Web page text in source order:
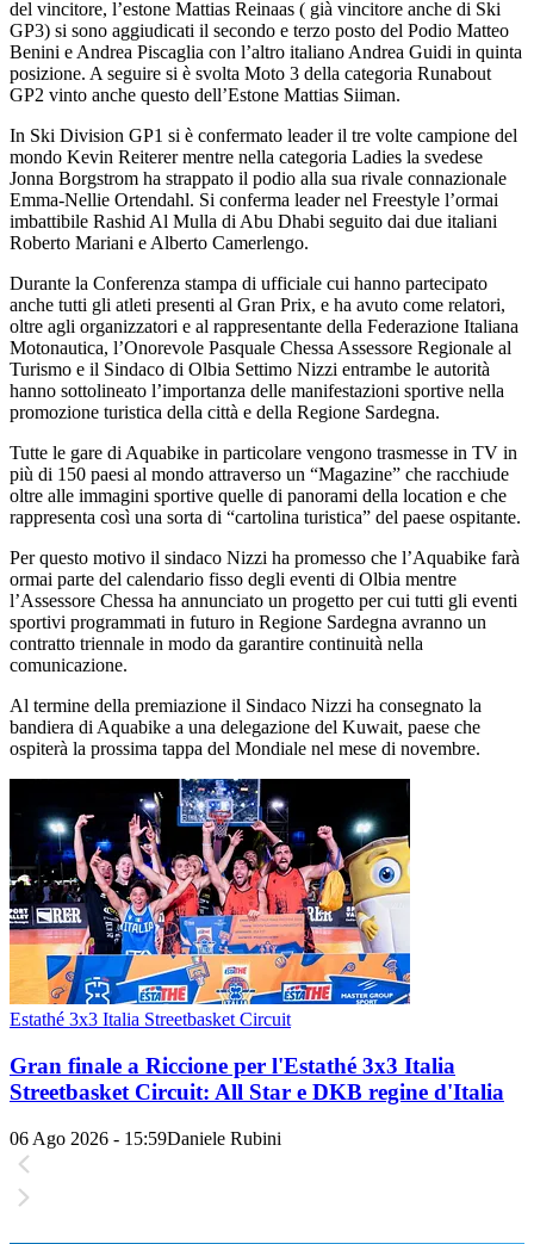
del vincitore, l’estone Mattias Reinaas ( già vincitore anche di Ski
GP3) si sono aggiudicati il secondo e terzo posto del Podio Matteo
Benini e Andrea Piscaglia con l’altro italiano Andrea Guidi in quinta
posizione. A seguire si è svolta Moto 3 della categoria Runabout
GP2 vinto anche questo dell’Estone Mattias Siiman.
In Ski Division GP1 si è confermato leader il tre volte campione del
mondo Kevin Reiterer mentre nella categoria Ladies la svedese
Jonna Borgstrom ha strappato il podio alla sua rivale connazionale
Emma-Nellie Ortendahl. Si conferma leader nel Freestyle l’ormai
imbattibile Rashid Al Mulla di Abu Dhabi seguito dai due italiani
Roberto Mariani e Alberto Camerlengo.
Durante la Conferenza stampa di ufficiale cui hanno partecipato
anche tutti gli atleti presenti al Gran Prix, e ha avuto come relatori,
oltre agli organizzatori e al rappresentante della Federazione Italiana
Motonautica, l’Onorevole Pasquale Chessa Assessore Regionale al
Turismo e il Sindaco di Olbia Settimo Nizzi entrambe le autorità
hanno sottolineato l’importanza delle manifestazioni sportive nella
promozione turistica della città e della Regione Sardegna.
Tutte le gare di Aquabike in particolare vengono trasmesse in TV in
più di 150 paesi al mondo attraverso un “Magazine” che racchiude
oltre alle immagini sportive quelle di panorami della location e che
rappresenta così una sorta di “cartolina turistica” del paese ospitante.
Per questo motivo il sindaco Nizzi ha promesso che l’Aquabike farà
ormai parte del calendario fisso degli eventi di Olbia mentre
l’Assessore Chessa ha annunciato un progetto per cui tutti gli eventi
sportivi programmati in futuro in Regione Sardegna avranno un
contratto triennale in modo da garantire continuità nella
comunicazione.
Al termine della premiazione il Sindaco Nizzi ha consegnato la
bandiera di Aquabike a una delegazione del Kuwait, paese che
ospiterà la prossima tappa del Mondiale nel mese di novembre.
Estathé 3x3 Italia Streetbasket Circuit
Gran finale a Riccione per l'Estathé 3x3 Italia
Streetbasket Circuit: All Star e DKB regine d'Italia
06 Ago 2026 - 15:59Daniele Rubini